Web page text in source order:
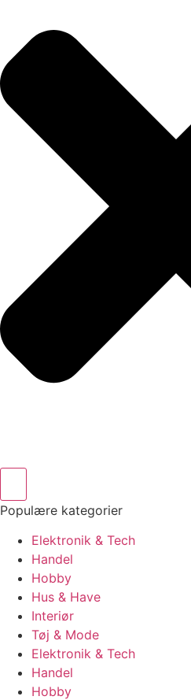
Populære kategorier
Elektronik & Tech
Handel
Hobby
Hus & Have
Interiør
Tøj & Mode
Elektronik & Tech
Handel
Hobby